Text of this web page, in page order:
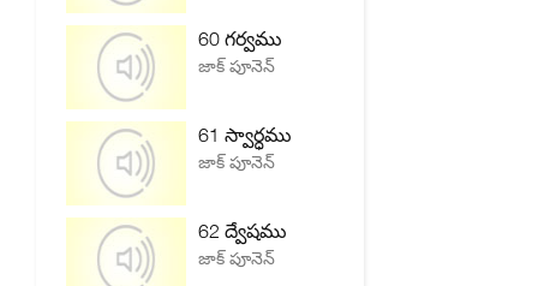
60 గర్వము
జాక్ పూనెన్
61 స్వార్ధము
జాక్ పూనెన్
62 ద్వేషము
జాక్ పూనెన్